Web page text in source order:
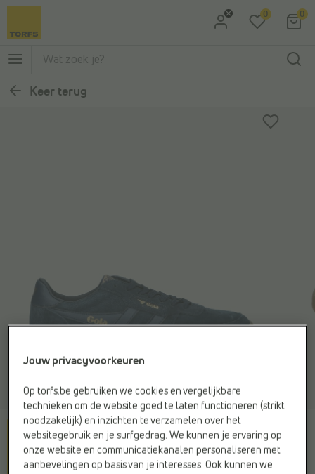
Ga naar Hoofdmenu
0 0
Keer terug
Jouw privacyvoorkeuren
Op torfs.be gebruiken we cookies en vergelijkbare
technieken om de website goed te laten functioneren (strikt
noodzakelijk) en inzichten te verzamelen over het
websitegebruik en je surfgedrag. We kunnen je ervaring op
onze website en communicatiekanalen personaliseren met
aanbevelingen op basis van je interesses. Ook kunnen we